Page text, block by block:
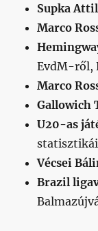
Supka
Marco
EvdM-ről,
Marco
U20-as
Vécsei
Brazil